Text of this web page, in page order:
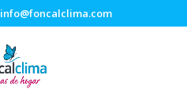
info@foncalclima.com